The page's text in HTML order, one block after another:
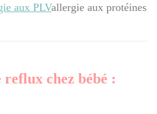
aux PLVallergie aux protéines
chez bébé :